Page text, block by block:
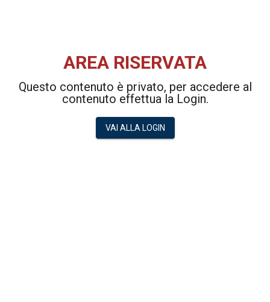
AREA RISERVATA
Questo contenuto è privato, per accedere al
contenuto effettua la Login.
VAI ALLA LOGIN